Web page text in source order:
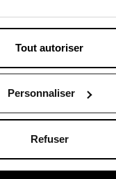
Tout autoriser
Personnaliser
Refuser